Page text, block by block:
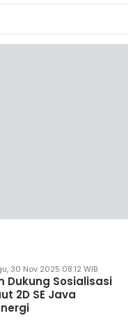
30 Nov 2025 08:12 WIB
Dukung Sosialisasi
2D SE Java